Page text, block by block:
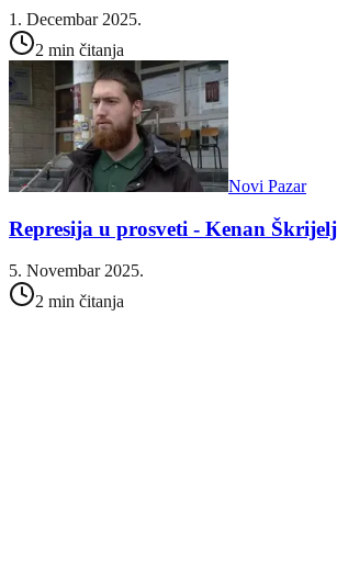
1. Decembar 2025.
2 min čitanja
Novi Pazar
Represija u prosveti - Kenan Škrijelj
5. Novembar 2025.
2 min čitanja